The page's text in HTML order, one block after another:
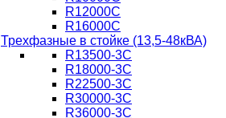
R12000C
R16000C
Трехфазные в стойке (13,5-48кВА)
R13500-3C
R18000-3C
R22500-3C
R30000-3C
R36000-3C